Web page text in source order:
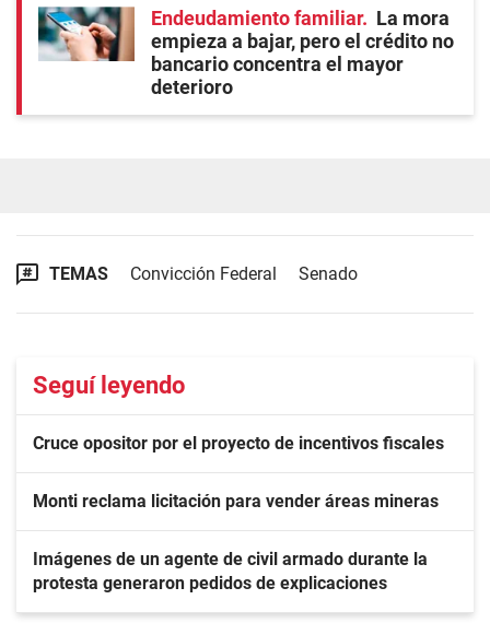
Endeudamiento familiar
La mora
empieza a bajar, pero el crédito no
bancario concentra el mayor
deterioro
TEMAS Convicción Federal Senado
Seguí leyendo
Cruce opositor por el proyecto de incentivos fiscales
Monti reclama licitación para vender áreas mineras
Imágenes de un agente de civil armado durante la
protesta generaron pedidos de explicaciones